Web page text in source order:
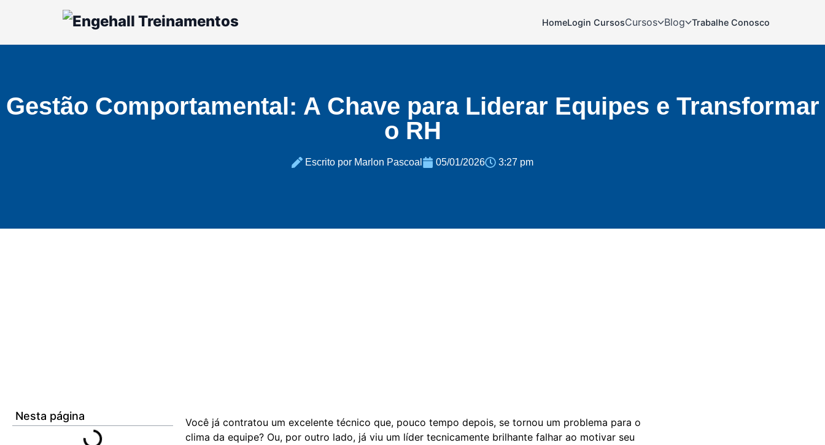
HomeLogin CursosCursos Blog Trabalhe Conosco
Gestão Comportamental: A Chave para Liderar Equipes e Transformar
o RH
Escrito por Marlon Pascoal 05/01/2026 3:27 pm
Nesta página
Você já contratou um excelente técnico que, pouco tempo depois, se tornou um problema para o
clima da equipe? Ou, por outro lado, já viu um líder tecnicamente brilhante falhar ao motivar seu